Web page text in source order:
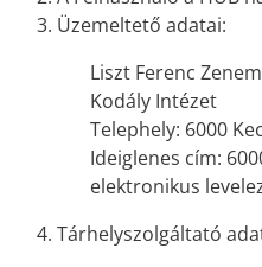
Üzemeltető adatai:
Liszt Ferenc
Kodály Intézet
Telephely: 6000
Ideiglenes cím:
elektronikus
Tárhelyszolgáltató